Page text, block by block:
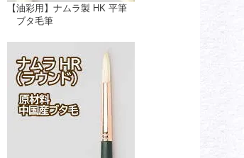
【油彩用】ナムラ製 HK 平筆
ブタ毛筆